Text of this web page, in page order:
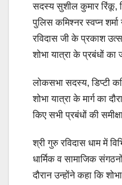
सदस्य सुशील कुमार रिंकू,
पुलिस कमिश्नर स्वप्न
रविदास जी के प्रकाश
शोभा यात्रा के प्रबंधों का
लोकसभा सदस्य, डिप्टी
शोभा यात्रा के मार्ग का
किए सभी प्रबंधों की
श्री गुरु रविदास धाम में
धार्मिक व सामाजिक
दौरान उन्होंने कहा कि